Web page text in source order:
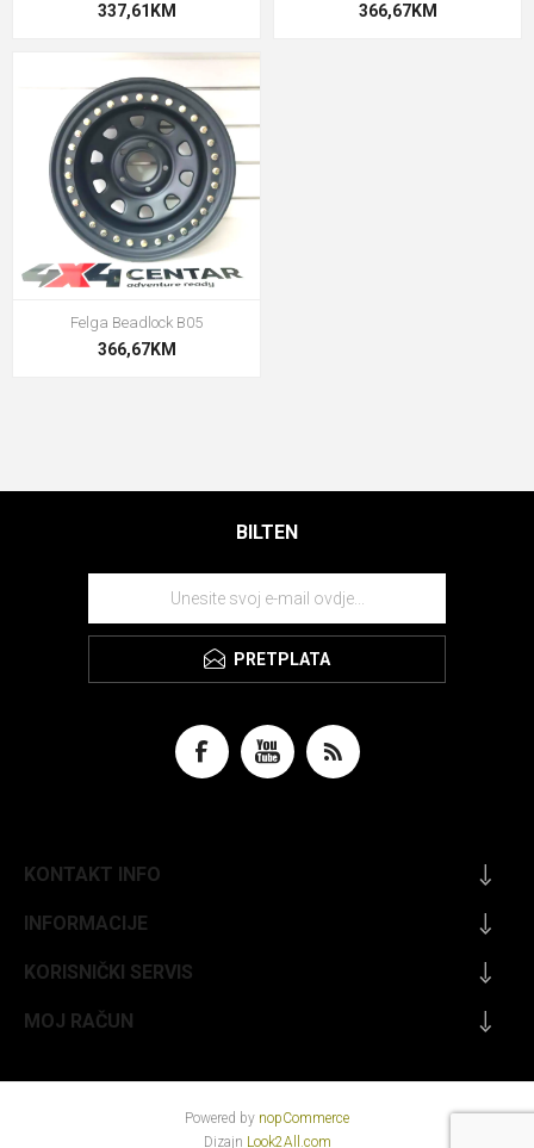
337,61KM 366,67KM
Felga Beadlock B05
366,67KM
BILTEN
PRETPLATA
KONTAKT INFO
INFORMACIJE
KORISNIČKI SERVIS
MOJ RAČUN
Powered by nopCommerce
Dizajn Look2All.com